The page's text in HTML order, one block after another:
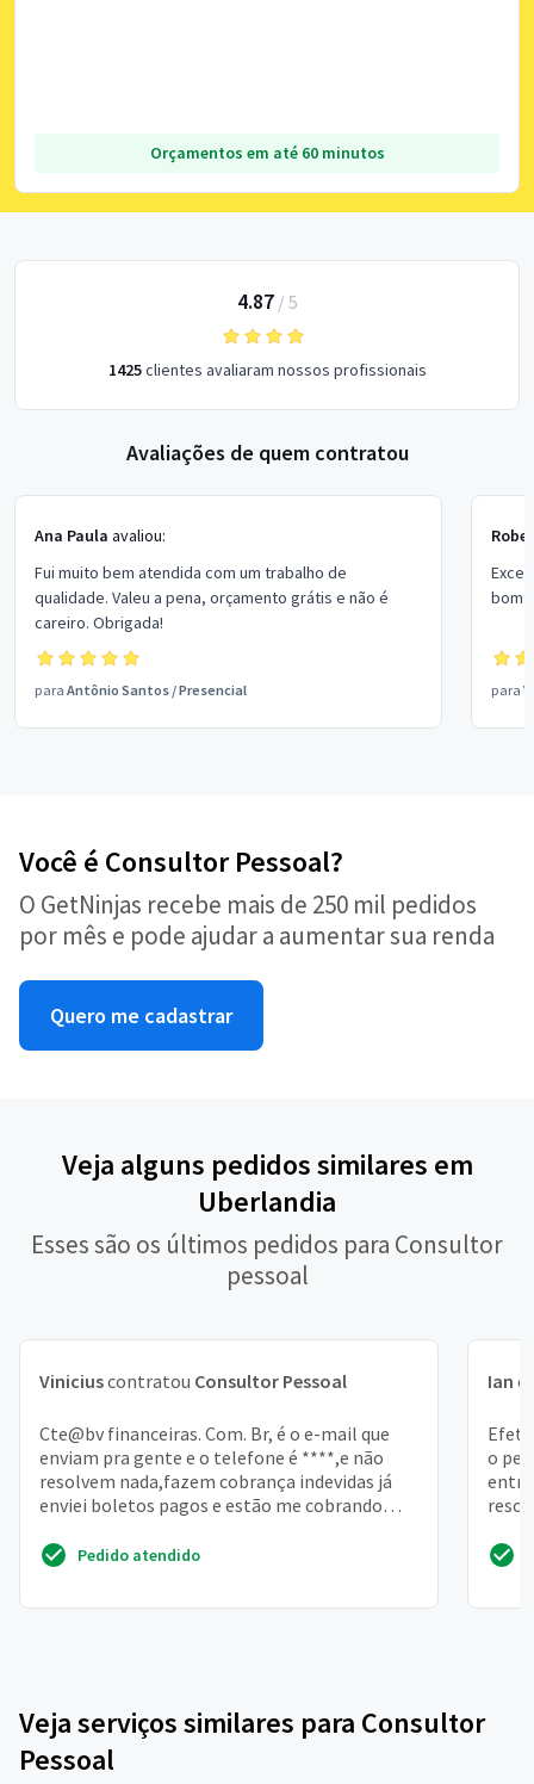
Orçamentos em até 60 minutos
4.87/ 5
1425clientes avaliaram nossos profissionais
Avaliações de quem contratou
Ana Paula avaliou:
Fui muito bem atendida com um trabalho de
qualidade. Valeu a pena, orçamento grátis e não é
careiro. Obrigada!
para Antônio Santos /Presencial
bom
para
Você é Consultor Pessoal?
O GetNinjas recebe mais de 250 mil pedidos
por mês e pode ajudar a aumentar sua renda
Quero me cadastrar
Veja alguns pedidos similares em
Uberlandia
Esses são os últimos pedidos para Consultor
pessoal
Viniciuscontratou Consultor Pessoal
Cte@bv financeiras. Com. Br, é o e-mail que
enviam pra gente e o telefone é ****,e não
resolvem nada,fazem cobrança indevidas já
enviei boletos pagos e estão me cobrando
Pedido atendido
Ian
o
Veja serviços similares para Consultor
Pessoal